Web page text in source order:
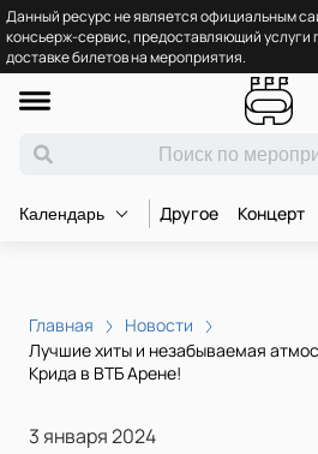
Данный ресурс не является официальным
консьерж-сервис, предоставляющий услуги
доставке билетов на мероприятия.
Календарь Другое Концерт
Главная
Новости
Лучшие хиты и незабываемая
Крида в ВТБ Арене!
3 января 2024